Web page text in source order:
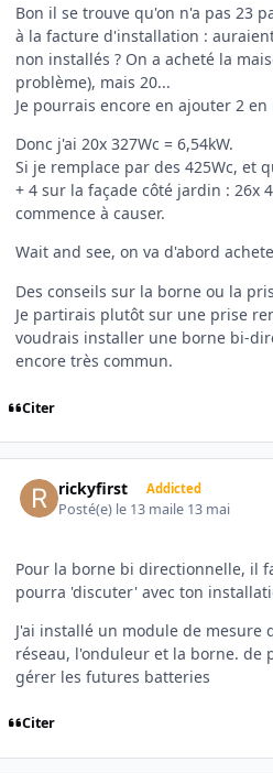
Bon il se trouve qu'on n'a pas 23
à la facture d'installation :
non installés ? On a acheté la
problème), mais 20...
Je pourrais encore en ajouter 2
Donc j'ai 20x 327Wc = 6,54kW.
Si je remplace par des 425Wc, et
+ 4 sur la façade côté jardin : 26x
commence à causer.
Wait and see, on va d'abord
Des conseils sur la borne ou la
Je partirais plutôt sur une prise
voudrais installer une borne bi-
encore très commun.
Citer
rickyfirst Addicted
Posté(e) le 13 maile 13 mai
Pour la borne bi directionnelle, il
pourra 'discuter' avec ton
J'ai installé un module de
réseau, l'onduleur et la borne. de
gérer les futures batteries
Citer